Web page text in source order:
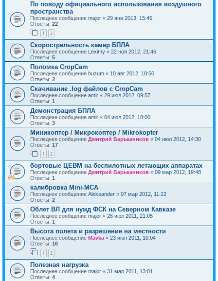
По поводу официального использования воздушного
пространства
Последнее сообщение major « 29 янв 2013, 15:45
Ответы: 22
1 2
Скорострельность камер БПЛА
Последнее сообщение Leximy « 22 ноя 2012, 21:46
Ответы: 5
Поломка CropCam
Последнее сообщение buzum « 10 авг 2012, 18:50
Ответы: 2
Скачивание .log файлов с CropCam
Последнее сообщение amir « 29 июл 2012, 09:57
Ответы: 1
Демонстрация БПЛА
Последнее сообщение amir « 04 июл 2012, 18:00
Ответы: 3
Миникоптер / Микрокоптер / Mikrokopter
Последнее сообщение Дмитрий Барышников « 04 июл 2012, 14:30
Ответы: 17
1 2
бортовые ЦЕВМ на беспилотных летающих аппаратах
Последнее сообщение Дмитрий Барышников « 09 мар 2012, 19:48
Ответы: 1
калибровка Mini-MCA
Последнее сообщение Aleksander « 07 мар 2012, 11:22
Ответы: 2
Облет ВЛ для нужд ФСК на Северном Кавказе
Последнее сообщение major « 26 июл 2011, 21:05
Ответы: 1
Высота полета и разрешение на местности
Последнее сообщение Mavka« 23 июн 2011, 10:04
Ответы: 16
1 2
Полезная нагрузка
Последнее сообщение major « 31 мар 2011, 13:01
Ответы: 4